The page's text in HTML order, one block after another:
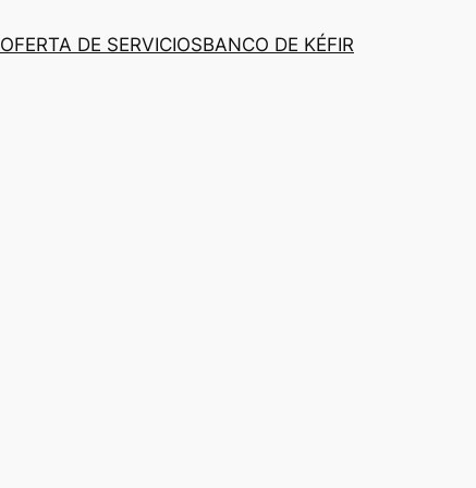
OFERTA DE SERVICIOSBANCO DE KÉFIR